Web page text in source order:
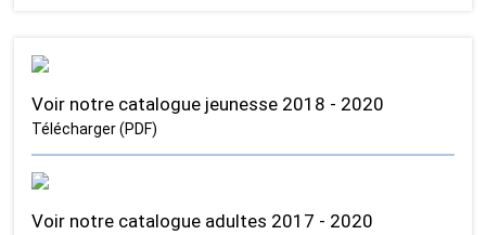
Voir notre catalogue jeunesse 2018 - 2020
Télécharger (PDF)
Voir notre catalogue adultes 2017 - 2020